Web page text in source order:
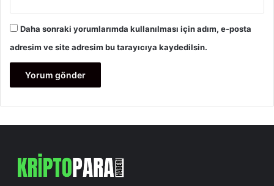
Daha sonraki yorumlarımda kullanılması için adım, e-posta
adresim ve site adresim bu tarayıcıya kaydedilsin.